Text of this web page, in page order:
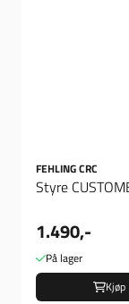
FEHLING CRC
Styre
1.490,-
På lager
Kjøp